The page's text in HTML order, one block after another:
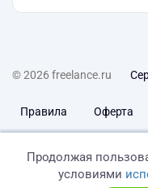
© 2026 freelance.ru
Правила Оферта
Продолжая
условиями